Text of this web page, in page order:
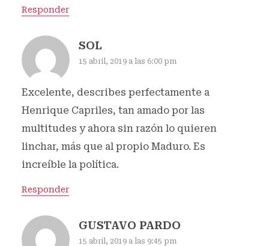
Responder
SOL
15 abril, 2019 a las 6:00 pm
Excelente, describes perfectamente a
Henrique Capriles, tan amado por las
multitudes y ahora sin razón lo quieren
linchar, más que al propio Maduro. Es
increíble la política.
Responder
GUSTAVO PARDO
15 abril, 2019 a las 9:45 pm